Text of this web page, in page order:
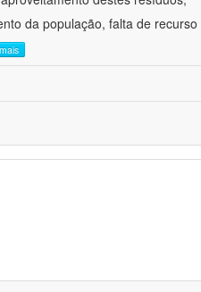
da população, falta de recurso